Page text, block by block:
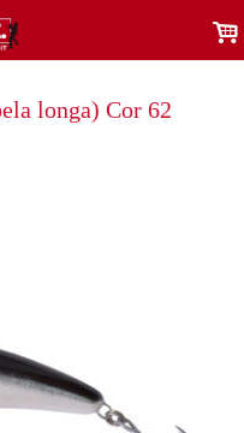
.
longa) Cor 62